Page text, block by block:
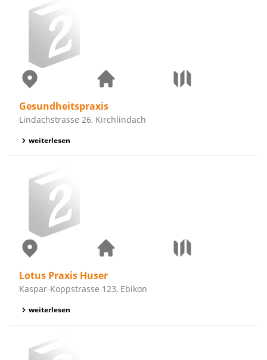
Gesundheitspraxis
Lindachstrasse 26, Kirchlindach
weiterlesen
Lotus Praxis Huser
Kaspar-Koppstrasse 123, Ebikon
weiterlesen